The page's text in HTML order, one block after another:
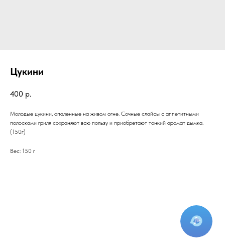
Цукини
400 р.
Молодые цукини, опаленные на живом огне. Сочные слайсы с аппетитными
полосками гриля сохраняют всю пользу и приобретают тонкий аромат дымка.
(150г)
Вес: 150 г